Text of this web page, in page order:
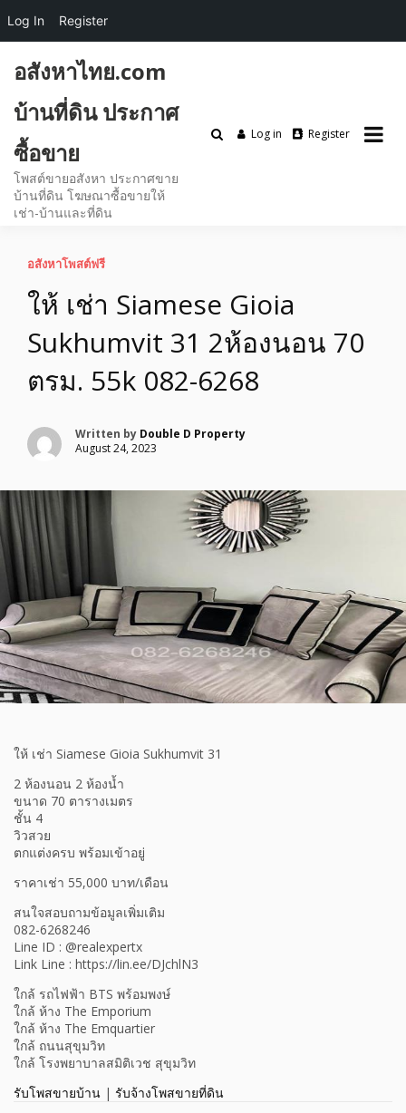
content
อสังหาไทย.com
บ้านที่ดิน ประกาศ
ซื้อขาย
โพสต์ขายอสังหา ประกาศขาย
บ้านที่ดิน โฆษณาซื้อขายให้
เช่า-บ้านและที่ดิน
Log in Register
อสังหาโพสต์ฟรี
ให้ เช่า Siamese Gioia
Sukhumvit 31 2ห้องนอน 70
ตรม. 55k 082-6268
Written by Double D Property
August 24, 2023
ให้ เช่า Siamese Gioia Sukhumvit 31
2 ห้องนอน 2 ห้องน้ำ
ขนาด 70 ตารางเมตร
ชั้น 4
วิวสวย
ตกแต่งครบ พร้อมเข้าอยู่
ราคาเช่า 55,000 บาท/เดือน
สนใจสอบถามข้อมูลเพิ่มเติม
082-6268246
Line ID : @realexpertx
Link Line : https://lin.ee/DJchlN3
ใกล้ รถไฟฟ้า BTS พร้อมพงษ์
ใกล้ ห้าง The Emporium
ใกล้ ห้าง The Emquartier
ใกล้ ถนนสุขุมวิท
ใกล้ โรงพยาบาลสมิติเวช สุขุมวิท
รับโพสขายบ้าน | รับจ้างโพสขายที่ดิน
Log In Register